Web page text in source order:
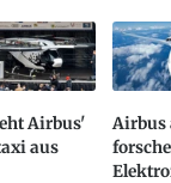
Airbus'
aus
Airbus